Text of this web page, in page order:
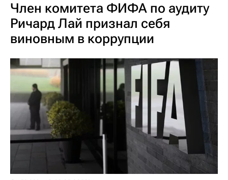
Член комитета ФИФА по аудиту
Ричард Лай признал себя
виновным в коррупции